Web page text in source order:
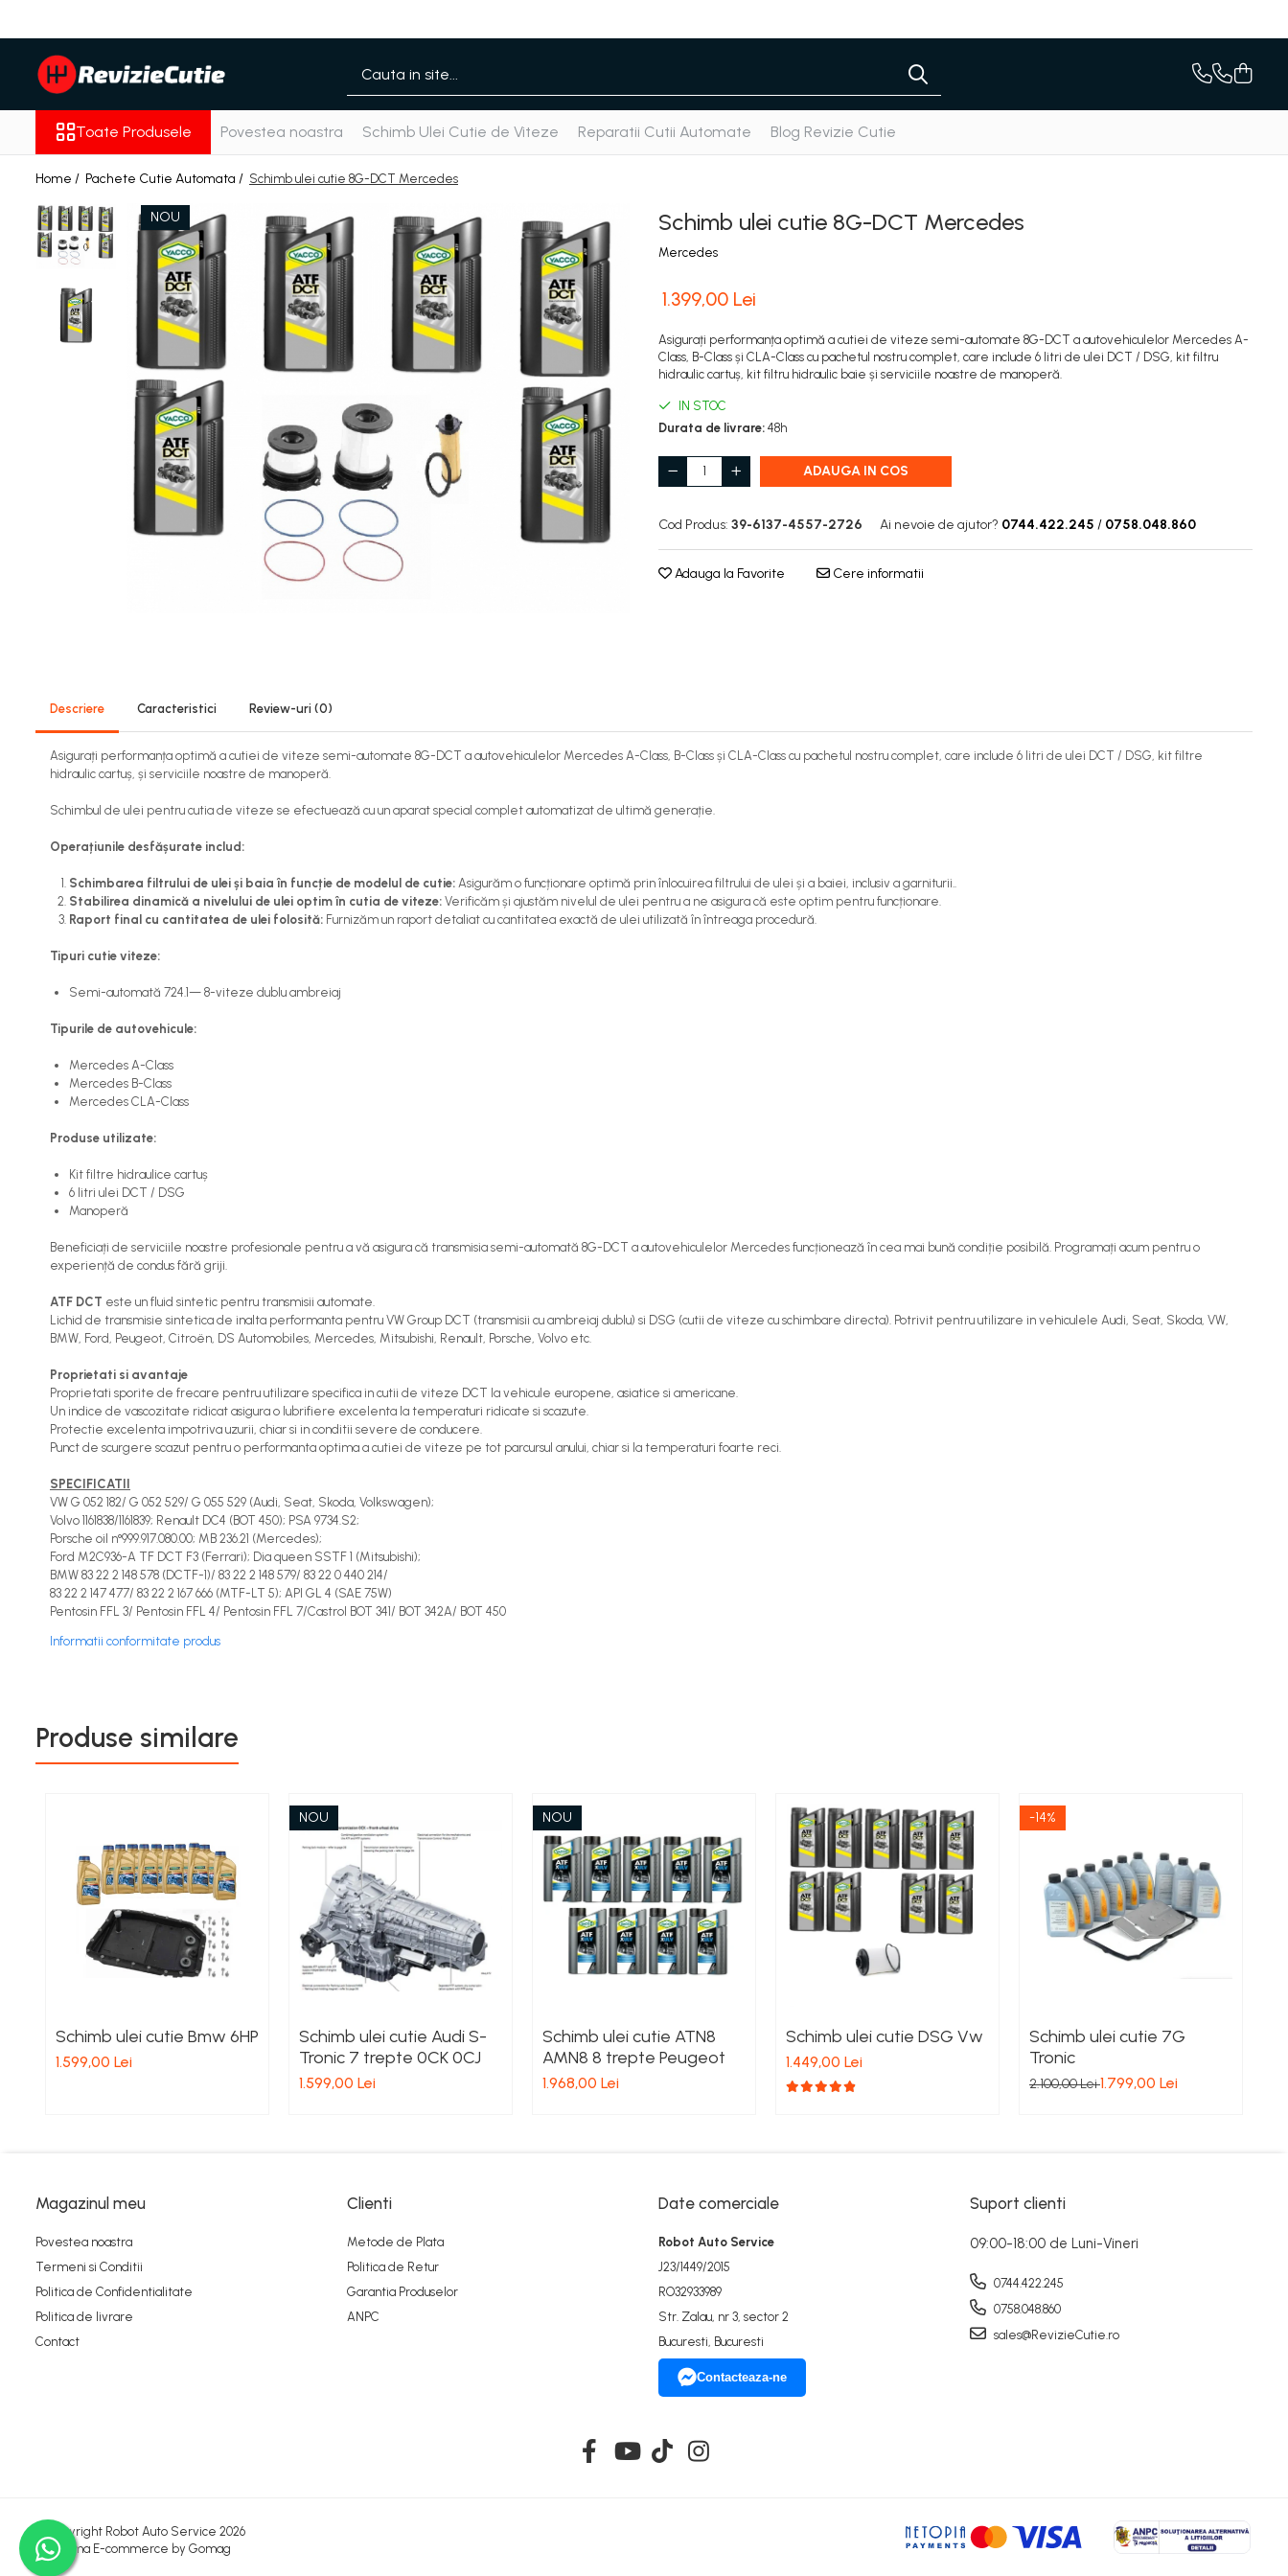
Toate Produsele
Pachete Cutie Manuala
Pachete Grup Diferential
Reparatii convertizoare de cuplu
Climatizare Auto
Piese cutii de viteze automata
Ulei/lubrifianti
Ulei cutie automata
Filtre cutii automate
Toate Produsele Povestea noastra Schimb Ulei Cutie de Viteze Reparatii Cutii Automate Blog Revizie Cutie
Home / Pachete Cutie Automata / Schimb ulei cutie 8G-DCT Mercedes
Schimb ulei cutie 8G-DCT Mercedes
Mercedes
NOU
1.399,00 Lei
Asigurați performanța optimă a cutiei de viteze semi-automate 8G-DCT a autovehiculelor Mercedes A-
Class, B-Class și CLA-Class cu pachetul nostru complet, care include 6 litri de ulei DCT / DSG, kit filtru
hidraulic cartuș, kit filtru hidraulic baie și serviciile noastre de manoperă.
IN STOC
Durata de livrare: 48h
ADAUGA IN COS
Cod Produs: 39-6137-4557-2726 Ai nevoie de ajutor? 0744.422.245 / 0758.048.860
Adauga la Favorite Cere informatii
Descriere Caracteristici Review-uri (0)
Asigurați performanța optimă a cutiei de viteze semi-automate 8G-DCT a autovehiculelor Mercedes A-Class, B-Class și CLA-Class cu pachetul nostru complet, care include 6 litri de ulei DCT / DSG, kit filtre
hidraulic cartuș, și serviciile noastre de manoperă.
Schimbul de ulei pentru cutia de viteze se efectuează cu un aparat special complet automatizat de ultimă generație.
Operațiunile desfășurate includ:
Schimbarea filtrului de ulei și baia în funcție de modelul de cutie: Asigurăm o funcționare optimă prin înlocuirea filtrului de ulei și a baiei, inclusiv a garniturii..
Stabilirea dinamică a nivelului de ulei optim în cutia de viteze: Verificăm și ajustăm nivelul de ulei pentru a ne asigura că este optim pentru funcționare.
Raport final cu cantitatea de ulei folosită: Furnizăm un raport detaliat cu cantitatea exactă de ulei utilizată în întreaga procedură.
Tipuri cutie viteze:
Semi-automată 724.1— 8-viteze dublu ambreiaj
Tipurile de autovehicule:
Mercedes A-Class
Mercedes B-Class
Mercedes CLA-Class
Produse utilizate:
Kit filtre hidraulice cartuș
6 litri ulei DCT / DSG
Manoperă
Beneficiați de serviciile noastre profesionale pentru a vă asigura că transmisia semi-automată 8G-DCT a autovehiculelor Mercedes funcționează în cea mai bună condiție posibilă. Programați acum pentru o
experiență de condus fără griji.
ATF DCT este un fluid sintetic pentru transmisii automate.
Lichid de transmisie sintetica de inalta performanta pentru VW Group DCT (transmisii cu ambreiaj dublu) si DSG (cutii de viteze cu schimbare directa). Potrivit pentru utilizare in vehiculele Audi, Seat, Skoda, VW,
BMW, Ford, Peugeot, Citroën, DS Automobiles, Mercedes, Mitsubishi, Renault, Porsche, Volvo etc.
Proprietati si avantaje
Proprietati sporite de frecare pentru utilizare specifica in cutii de viteze DCT la vehicule europene, asiatice si americane.
Un indice de vascozitate ridicat asigura o lubrifiere excelenta la temperaturi ridicate si scazute.
Protectie excelenta impotriva uzurii, chiar si in conditii severe de conducere.
Punct de scurgere scazut pentru o performanta optima a cutiei de viteze pe tot parcursul anului, chiar si la temperaturi foarte reci.
SPECIFICATII
VW G 052 182/ G 052 529/ G 055 529 (Audi, Seat, Skoda, Volkswagen);
Volvo 1161838/1161839; Renault DC4 (BOT 450); PSA 9734.S2;
Porsche oil n°999.917.080.00; MB 236.21 (Mercedes);
Ford M2C936-A TF DCT F3 (Ferrari); Dia queen SSTF 1 (Mitsubishi);
BMW 83 22 2 148 578 (DCTF-1)/ 83 22 2 148 579/ 83 22 0 440 214/
83 22 2 147 477/ 83 22 2 167 666 (MTF-LT 5); API GL 4 (SAE 75W)
Pentosin FFL 3/ Pentosin FFL 4/ Pentosin FFL 7/Castrol BOT 341/ BOT 342A/ BOT 450
Informatii conformitate produs
Produse similare
Schimb ulei cutie Bmw 6HP
1.599,00 Lei
NOU
Schimb ulei cutie Audi S-
Tronic 7 trepte 0CK 0CJ
1.599,00 Lei
NOU
Schimb ulei cutie ATN8
AMN8 8 trepte Peugeot
1.968,00 Lei
Schimb ulei cutie DSG Vw
1.449,00 Lei
-14%
Schimb ulei cutie 7G
Tronic
2.100,00 Lei1.799,00 Lei
Magazinul meu
Povestea noastra
Termeni si Conditii
Politica de Confidentialitate
Politica de livrare
Contact
Clienti
Metode de Plata
Politica de Retur
Garantia Produselor
ANPC
Date comerciale
Robot Auto Service
J23/1449/2015
RO32933989
Str. Zalau, nr 3, sector 2
Bucuresti, Bucuresti
Contacteaza-ne
Suport clienti
09:00-18:00 de Luni-Vineri
0744.422.245
0758.048.860
sales@RevizieCutie.ro
©Copyright Robot Auto Service 2026
Platforma E-commerce by Gomag